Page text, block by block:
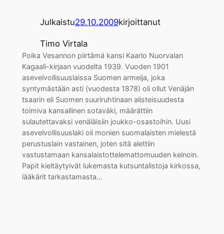
Julkaistu29.10.2009kirjoittanut
Timo Virtala
Poika Vesannon piirtämä kansi Kaarlo Nuorvalan
Kagaali-kirjaan vuodelta 1939. Vuoden 1901
asevelvollisuuslaissa Suomen armeija, joka
syntymästään asti (vuodesta 1878) oli ollut Venäjän
tsaarin eli Suomen suuriruhtinaan alisteisuudesta
toimiva kansallinen sotaväki, määrättiin
sulautettavaksi venäläisiin joukko-osastoihin. Uusi
asevelvollisuuslaki oli monien suomalaisten mielestä
perustuslain vastainen, joten sitä alettiin
vastustamaan kansalaistottelemattomuuden keinoin.
Papit kieltäytyivät lukemasta kutsuntalistoja kirkossa,
lääkärit tarkastamasta…